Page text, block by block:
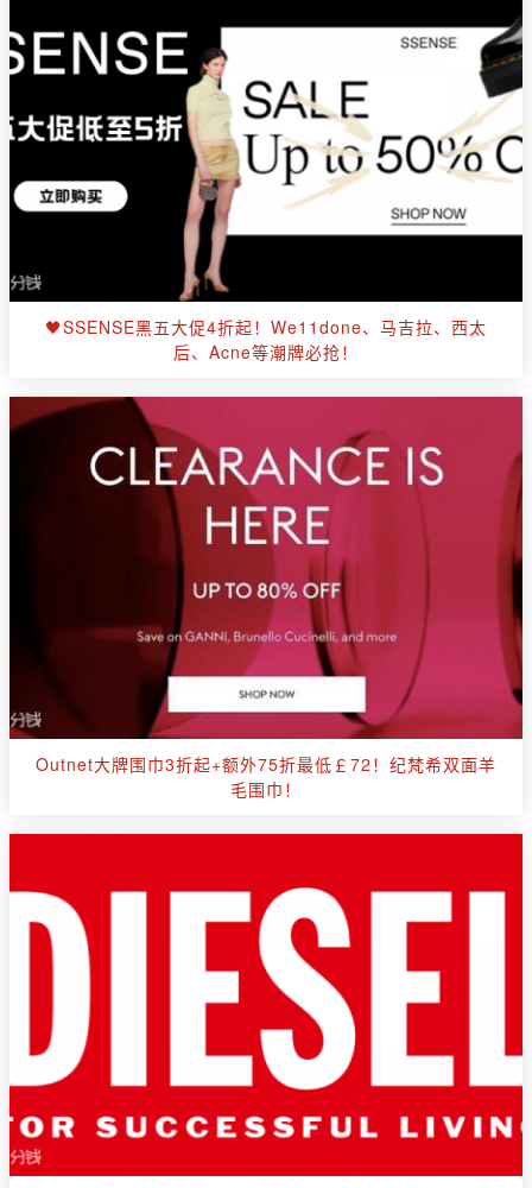
🖤SSENSE黑五大促4折起！We11done、马吉拉、西太
后、Acne等潮牌必抢！
Outnet大牌围巾3折起+额外75折最低￡72！纪梵希双面羊
毛围巾！